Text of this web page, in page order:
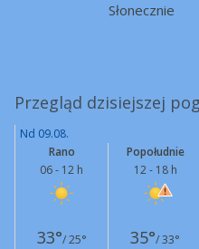
Słonecznie
Przegląd dzisiejszej
Nd 09.08.
Rano
06 - 12 h
Popołudnie
12 - 18 h
33°/ 25° 35°/ 33°